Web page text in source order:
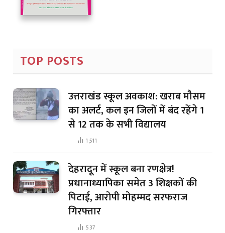
TOP POSTS
उत्तराखंड स्कूल अवकाश: खराब मौसम
का अलर्ट, कल इन जिलों में बंद रहेंगे 1
से 12 तक के सभी विद्यालय
1,511
देहरादून में स्कूल बना रणक्षेत्र!
प्रधानाध्यापिका समेत 3 शिक्षकों की
पिटाई, आरोपी मोहम्मद सरफराज
गिरफ्तार
537